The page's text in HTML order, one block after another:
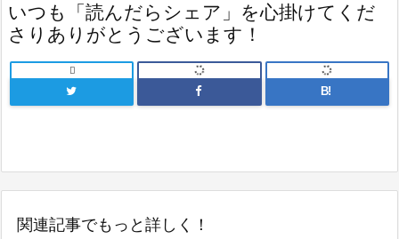
いつも「読んだらシェア」を心掛けてくだ
さりありがとうございます！

B!
関連記事でもっと詳しく！